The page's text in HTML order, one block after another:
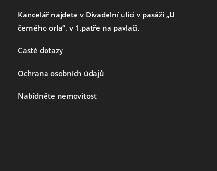
Kancelář najdete v Divadelní ulici v pasáži „U
černého orla“, v 1.patře na pavlači.
Časté dotazy
Ochrana osobních údajů
Nabídněte nemovitost